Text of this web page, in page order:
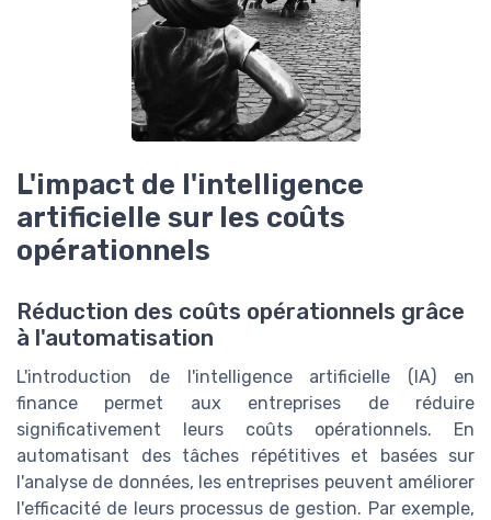
L'impact de l'intelligence
artificielle sur les coûts
opérationnels
Réduction des coûts opérationnels grâce
à l'automatisation
L'introduction de l'intelligence artificielle (IA) en
finance permet aux entreprises de réduire
significativement leurs coûts opérationnels. En
automatisant des tâches répétitives et basées sur
l'analyse de données, les entreprises peuvent améliorer
l'efficacité de leurs processus de gestion. Par exemple,